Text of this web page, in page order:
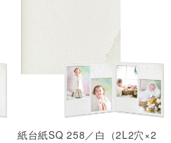
紙台紙SQ 258／白（2L2穴×2